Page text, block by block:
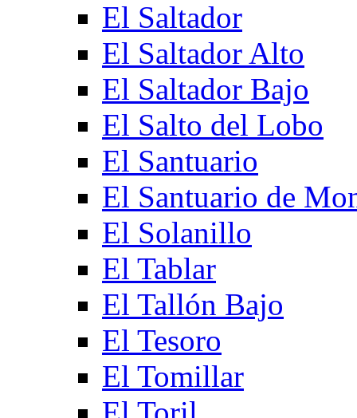
El Saltador
El Saltador Alto
El Saltador Bajo
El Salto del Lobo
El Santuario
El Santuario de
El Solanillo
El Tablar
El Tallón Bajo
El Tesoro
El Tomillar